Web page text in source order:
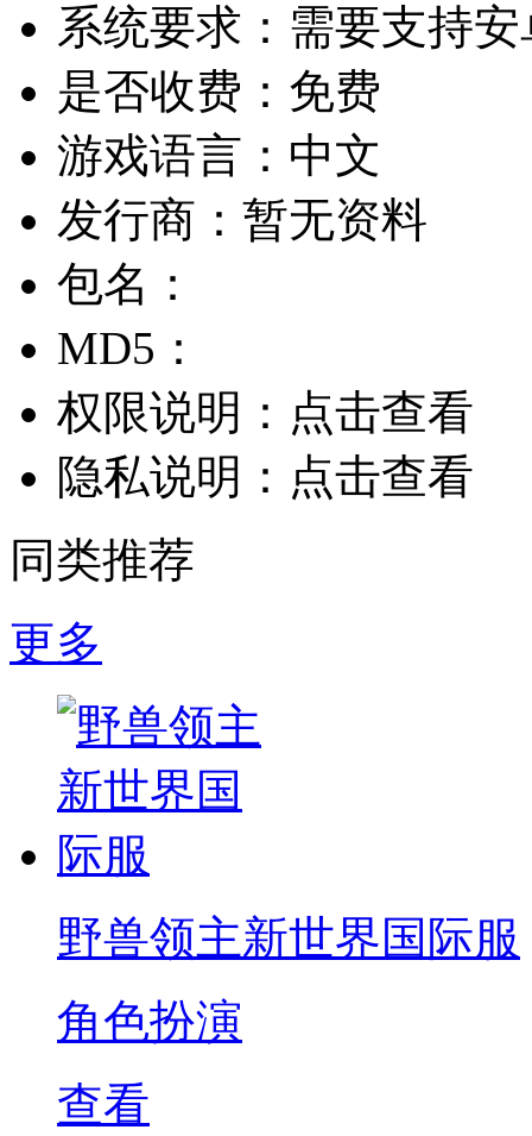
系统要求： 需要支持
是否收费： 免费
游戏语言： 中文
发行商： 暂无资料
包名：
MD5：
权限说明： 点击查看
隐私说明： 点击查看
同类推荐
更多
野兽领主新世界国际服
角色扮演
查看